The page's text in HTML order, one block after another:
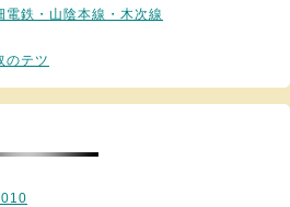
鉄・山陰本線・木次線
のテツ